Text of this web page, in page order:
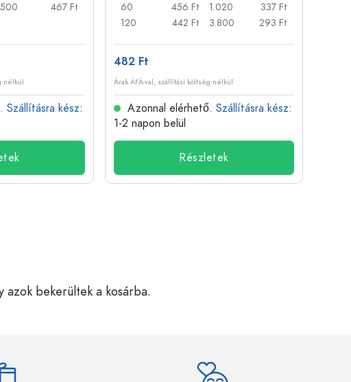
500
467 Ft
nélkül
Szállításra kész:
60
456 Ft
120
442 Ft
1.020
337 Ft
3.800
293 Ft
482 Ft
Árak ÁFÁ-val, szállítási költség nélkül
Azonnal elérhető. Szállításra kész:
1-2 napon belül
Részletek
azok bekerültek a kosárba.